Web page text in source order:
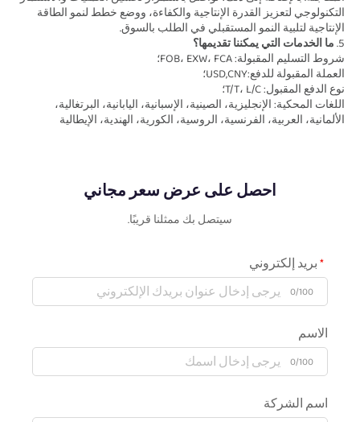
الإنتاجية لتلبية النمو المستقبلي في الطلب بالسوق.
5. ما الخدمات التي يمكننا تقديمها؟
شروط التسليم المقبولة: FOB، EXW، FCA؛
العملة المقبولة للدفع:USD,CNY؛
نوع الدفع المقبول: T/T، L/C؛
الألمانية، العربية، الفرنسية، الروسية، الكورية، الهندية، الإيطالية
احصل على عرض سعر مجاني
سيتصل بك ممثلنا قريبًا.
بريد إلكتروني
0/100
الاسم
0/100
اسم الشركة